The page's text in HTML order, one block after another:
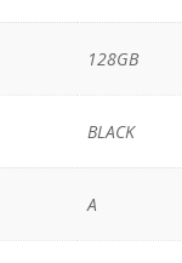
128GB
BLACK
A